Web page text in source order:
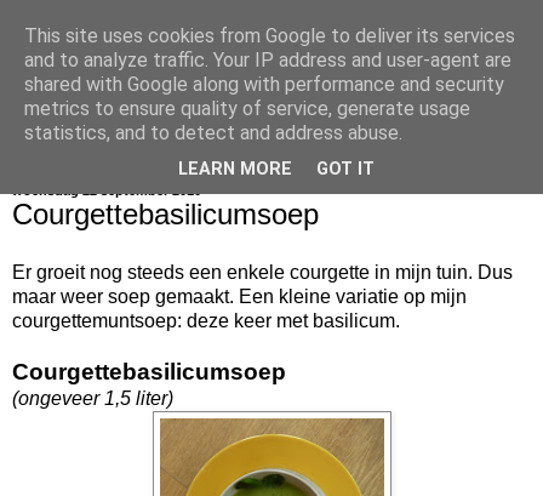
bijna net zo lekker als thuis
Courgettebasilicumsoep
Er groeit nog steeds een enkele courgette in mijn tuin. Dus
maar weer soep gemaakt. Een kleine variatie op mijn
courgettemuntsoep: deze keer met basilicum.
Courgettebasilicumsoep
(ongeveer 1,5 liter)
This site uses cookies from Google to deliver its services
and to analyze traffic. Your IP address and user-agent are
shared with Google along with performance and security
metrics to ensure quality of service, generate usage
statistics, and to detect and address abuse.
LEARN MORE GOT IT